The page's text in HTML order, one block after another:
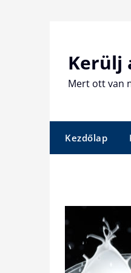
Kerülj
Mert ott van
Kezdőlap